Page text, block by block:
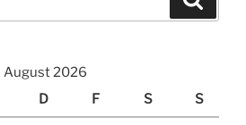
August 2026
D F S S